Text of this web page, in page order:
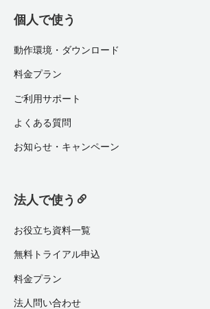
個人で使う
動作環境・ダウンロード
料金プラン
ご利用サポート
よくある質問
お知らせ・キャンペーン
法人で使う
お役立ち資料一覧
無料トライアル申込
料金プラン
法人問い合わせ